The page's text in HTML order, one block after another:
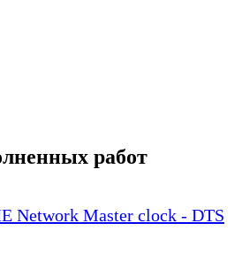
работ
Network Master clock - DTS